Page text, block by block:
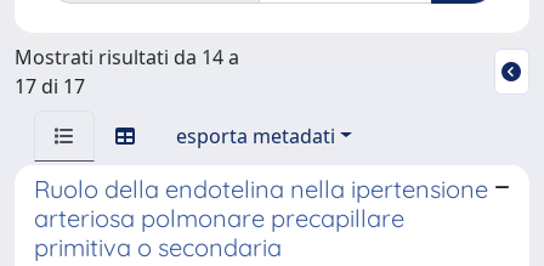
Mostrati risultati da 14 a
17 di 17
esporta metadati
Ruolo della endotelina nella ipertensione
arteriosa polmonare precapillare
primitiva o secondaria